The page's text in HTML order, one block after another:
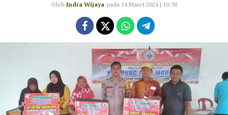
Oleh Indra Wijaya pada 14 Maret 2024 | 10:58